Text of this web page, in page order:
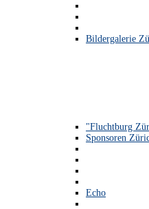
Bildergalerie
"Fluchtburg
Sponsoren
Echo